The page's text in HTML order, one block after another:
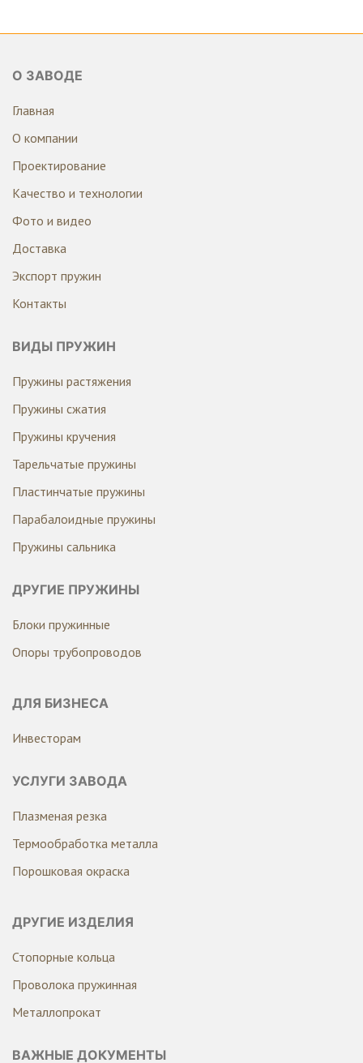
О ЗАВОДЕ
Главная
О компании
Проектирование
Качество и технологии
Фото и видео
Доставка
Экспорт пружин
Контакты
ВИДЫ ПРУЖИН
Пружины растяжения
Пружины сжатия
Пружины кручения
Тарельчатые пружины
Пластинчатые пружины
Парабалоидные пружины
Пружины сальника
ДРУГИЕ ПРУЖИНЫ
Блоки пружинные
Опоры трубопроводов
ДЛЯ БИЗНЕСА
Инвесторам
УСЛУГИ ЗАВОДА
Плазменая резка
Термообработка металла
Порошковая окраска
ДРУГИЕ ИЗДЕЛИЯ
Стопорные кольца
Проволока пружинная
Металлопрокат
ВАЖНЫЕ ДОКУМЕНТЫ